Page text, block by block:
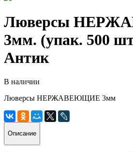
Люверсы
3мм. (упак. 500
Антик
В наличии
Люверсы НЕРЖАВЕЮЩИЕ 3мм
Описание